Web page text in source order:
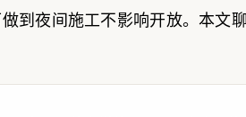
到夜间施工不影响开放。本文